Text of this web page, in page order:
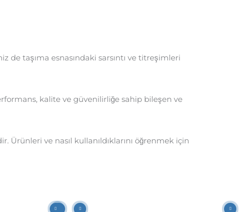
de taşıma esnasındaki sarsıntı ve titreşimleri
kalite ve güvenilirliğe sahip bileşen ve
ve nasıl kullanıldıklarını öğrenmek için